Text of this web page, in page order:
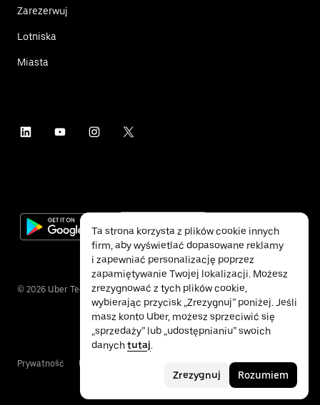
Zarezerwuj
Lotniska
Miasta
© 2026 Uber Technologies Inc.
Prywatność Ułatwienia dostępu
Ta strona korzysta z plików cookie innych
firm, aby wyświetlać dopasowane reklamy
i zapewniać personalizację poprzez
zapamiętywanie Twojej lokalizacji. Możesz
zrezygnować z tych plików cookie,
wybierając przycisk „Zrezygnuj” poniżej. Jeśli
masz konto Uber, możesz sprzeciwić się
„sprzedaży” lub „udostępnianiu” swoich
danychtutaj.
Zrezygnuj Rozumiem